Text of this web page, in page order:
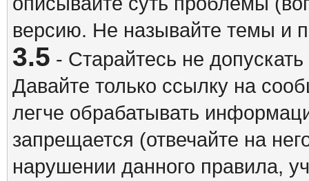
версию. Не называйте темы
3.5 - Старайтесь не
Давайте только ссылку на
легче обрабатывать
запрещается (отвечайте на
нарушении данного правила,